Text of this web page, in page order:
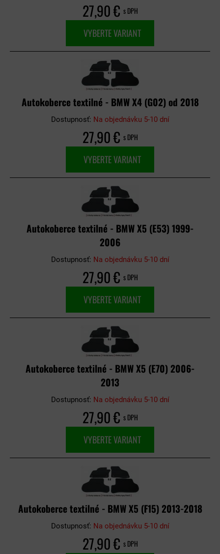
27,90 € s DPH
VYBERTE VARIANT
Autokoberce textilné - BMW X4 (G02) od 2018
Dostupnosť: Na objednávku 5-10 dní
27,90 € s DPH
VYBERTE VARIANT
Autokoberce textilné - BMW X5 (E53) 1999-
2006
Dostupnosť: Na objednávku 5-10 dní
27,90 € s DPH
VYBERTE VARIANT
Autokoberce textilné - BMW X5 (E70) 2006-
2013
Dostupnosť: Na objednávku 5-10 dní
27,90 € s DPH
VYBERTE VARIANT
Autokoberce textilné - BMW X5 (F15) 2013-2018
Dostupnosť: Na objednávku 5-10 dní
27,90 € s DPH